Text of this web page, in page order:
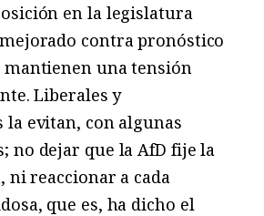
en la legislatura
contra pronóstico
mantienen una tensión
Liberales y
evitan, con algunas
no dejar que la AfD fije la
ni reaccionar a cada
que es, ha dicho el